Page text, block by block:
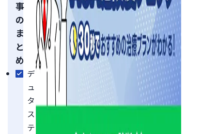
事
の
ま
と
め
デ
ュ
タ
ス
テ